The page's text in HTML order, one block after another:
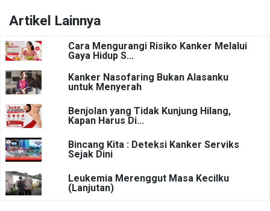
Artikel Lainnya
Cara Mengurangi Risiko Kanker Melalui
Gaya Hidup S...
Kanker Nasofaring Bukan Alasanku
untuk Menyerah
Benjolan yang Tidak Kunjung Hilang,
Kapan Harus Di...
Bincang Kita : Deteksi Kanker Serviks
Sejak Dini
Leukemia Merenggut Masa Kecilku
(Lanjutan)